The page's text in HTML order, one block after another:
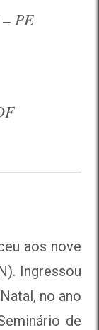
PE
aos nove
Ingressou
no ano
de